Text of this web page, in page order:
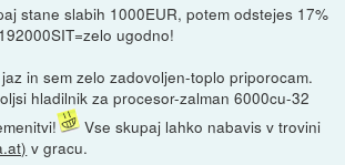
stane slabih 1000EUR, potem odstejes 17%
ugodno!
in sem zelo zadovoljen-toplo priporocam.
hladilnik za procesor-zalman 6000cu-32
Vse skupaj lahko nabavis v trovini
v gracu.